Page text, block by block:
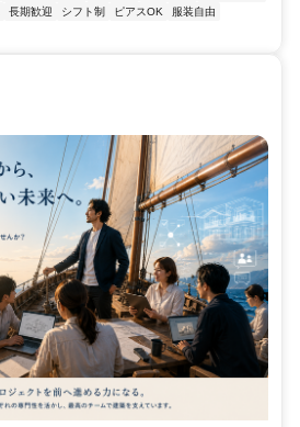
長期歓迎 シフト制 ピアスOK
服装自由